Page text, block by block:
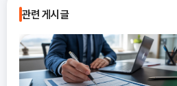
관련 게시글